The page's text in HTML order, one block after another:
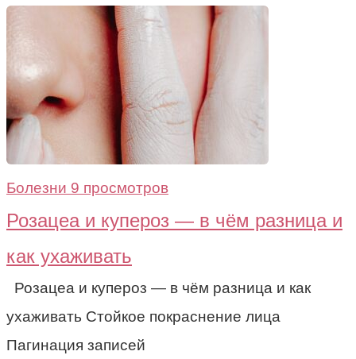
Болезни 9 просмотров
Розацеа и купероз — в чём разница и
как ухаживать
Розацеа и купероз — в чём разница и как
ухаживать Стойкое покраснение лица
Пагинация записей